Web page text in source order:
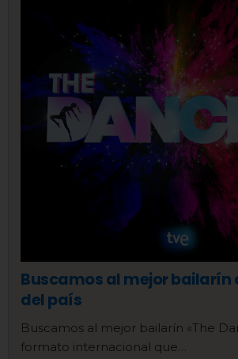
Buscamos al mejor bailarín
del país
Buscamos al mejor bailarín «The
formato internacional que…